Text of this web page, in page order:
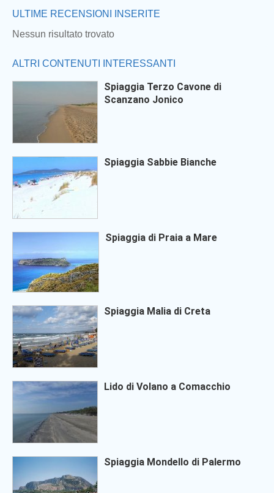
ULTIME RECENSIONI INSERITE
Nessun risultato trovato
ALTRI CONTENUTI INTERESSANTI
Spiaggia Terzo Cavone di
Scanzano Jonico
Spiaggia Sabbie Bianche
Spiaggia di Praia a Mare
Spiaggia Malia di Creta
Lido di Volano a Comacchio
Spiaggia Mondello di Palermo